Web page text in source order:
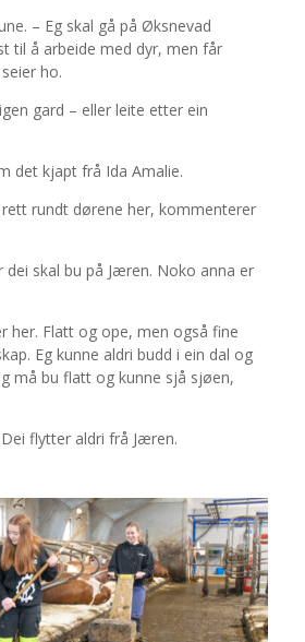
– Eg skal gå på Øksnevad
til å arbeide med dyr, men får
ho.
gard – eller leite etter ein
det kjapt frå Ida Amalie.
rundt dørene her, kommenterer
dei skal bu på Jæren. Noko anna er
her. Flatt og ope, men også fine
Eg kunne aldri budd i ein dal og
må bu flatt og kunne sjå sjøen,
flytter aldri frå Jæren.